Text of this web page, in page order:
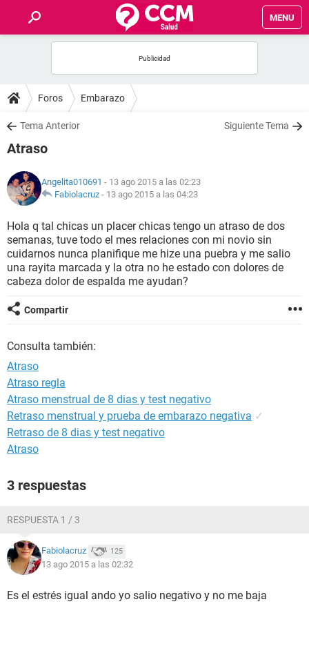
MENU
FOROS
SALUD
NUTRICIÓN
BIENESTAR
SEXUALIDAD
GLOSARIO
Foros Embarazo
Tema Anterior Siguiente Tema
Atraso
Angelita010691 - 13 ago 2015 a las 02:23
Fabiolacruz - 13 ago 2015 a las 04:23
Hola q tal chicas un placer chicas tengo un atraso de dos
semanas, tuve todo el mes relaciones con mi novio sin
cuidarnos nunca planifique me hize una puebra y me salio
una rayita marcada y la otra no he estado con dolores de
cabeza dolor de espalda me ayudan?
Compartir
Consulta también:
Atraso
Atraso regla
Atraso menstrual de 8 dias y test negativo
Retraso menstrual y prueba de embarazo negativa ✓
Retraso de 8 dias y test negativo
Atraso
3 respuestas
RESPUESTA 1 / 3
Fabiolacruz 125
13 ago 2015 a las 02:32
Es el estrés igual ando yo salio negativo y no me baja